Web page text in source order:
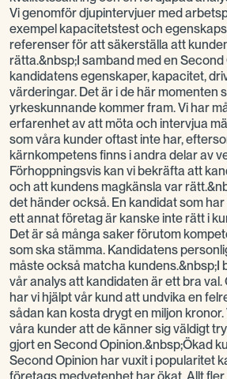
Vi genomför djupintervjuer med
exempel kapacitetstest och
referenser för att säkerställa att
rätta.&nbsp;I samband med en
kandidatens egenskaper, kapacitet,
värderingar. Det är i de här momenten
yrkeskunnande kommer fram. Vi har
erfarenhet av att möta och intervjua
som våra kunder oftast inte har,
kärnkompetens finns i andra delar av
Förhoppningsvis kan vi bekräfta att
och att kundens magkänsla var
det händer också. En kandidat som
ett annat företag är kanske inte rätt i
Det är så många saker förutom
som ska stämma. Kandidatens
måste också matcha kundens.&nbsp;I
vår analys att kandidaten är ett bra val.
har vi hjälpt vår kund att undvika en
sådan kan kosta drygt en miljon
våra kunder att de känner sig väldigt
gjort en Second Opinion.&nbsp;Ökad
Second Opinion har vuxit i popularitet